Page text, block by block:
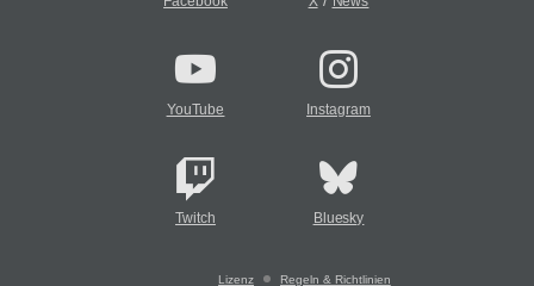
YouTube Instagram
Twitch Bluesky
Lizenz Regeln & Richtlinien